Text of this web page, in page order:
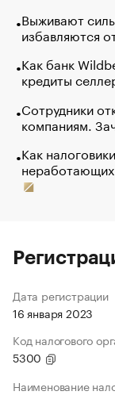
Выживают
избавляются
Как банк
кредиты
Сотрудники
компаниям.
Как
неработающих
Дата регистрации
16 января 2023
Код налогового
5300
Наименование